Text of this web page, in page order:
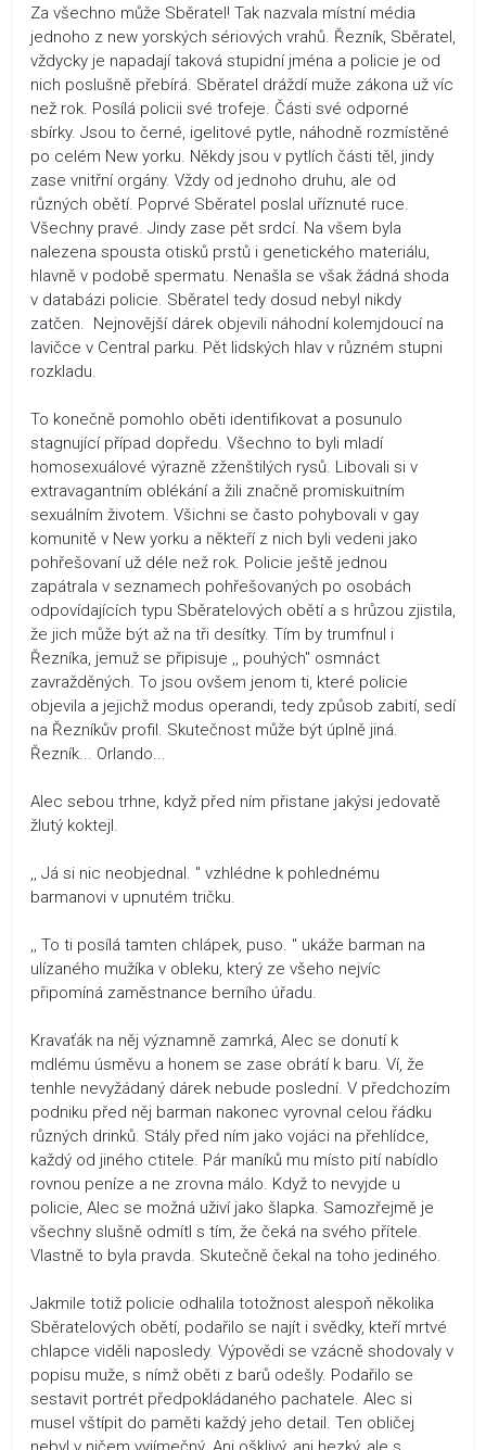
Za všechno může Sběratel! Tak nazvala místní média
jednoho z new yorských sériových vrahů. Řezník, Sběratel,
vždycky je napadají taková stupidní jména a policie je od
nich poslušně přebírá. Sběratel dráždí muže zákona už víc
než rok. Posílá policii své trofeje. Části své odporné
sbírky. Jsou to černé, igelitové pytle, náhodně rozmístěné
po celém New yorku. Někdy jsou v pytlích části těl, jindy
zase vnitřní orgány. Vždy od jednoho druhu, ale od
různých obětí. Poprvé Sběratel poslal uříznuté ruce.
Všechny pravé. Jindy zase pět srdcí. Na všem byla
nalezena spousta otisků prstů i genetického materiálu,
hlavně v podobě spermatu. Nenašla se však žádná shoda
v databázi policie. Sběratel tedy dosud nebyl nikdy
zatčen. Nejnovější dárek objevili náhodní kolemjdoucí na
lavičce v Central parku. Pět lidských hlav v různém stupni
rozkladu.
To konečně pomohlo oběti identifikovat a posunulo
stagnující případ dopředu. Všechno to byli mladí
homosexuálové výrazně zženštilých rysů. Libovali si v
extravagantním oblékání a žili značně promiskuitním
sexuálním životem. Všichni se často pohybovali v gay
komunitě v New yorku a někteří z nich byli vedeni jako
pohřešovaní už déle než rok. Policie ještě jednou
zapátrala v seznamech pohřešovaných po osobách
odpovídajících typu Sběratelových obětí a s hrůzou zjistila,
že jich může být až na tři desítky. Tím by trumfnul i
Řezníka, jemuž se připisuje ,, pouhých" osmnáct
zavražděných. To jsou ovšem jenom ti, které policie
objevila a jejichž modus operandi, tedy způsob zabití, sedí
na Řezníkův profil. Skutečnost může být úplně jiná.
Řezník... Orlando...
Alec sebou trhne, když před ním přistane jakýsi jedovatě
žlutý koktejl.
,, Já si nic neobjednal. " vzhlédne k pohlednému
barmanovi v upnutém tričku.
,, To ti posílá tamten chlápek, puso. " ukáže barman na
ulízaného mužíka v obleku, který ze všeho nejvíc
připomíná zaměstnance berního úřadu.
Kravaťák na něj významně zamrká, Alec se donutí k
mdlému úsměvu a honem se zase obrátí k baru. Ví, že
tenhle nevyžádaný dárek nebude poslední. V předchozím
podniku před něj barman nakonec vyrovnal celou řádku
různých drinků. Stály před ním jako vojáci na přehlídce,
každý od jiného ctitele. Pár maníků mu místo pití nabídlo
rovnou peníze a ne zrovna málo. Když to nevyjde u
policie, Alec se možná uživí jako šlapka. Samozřejmě je
všechny slušně odmítl s tím, že čeká na svého přítele.
Vlastně to byla pravda. Skutečně čekal na toho jediného.
Jakmile totiž policie odhalila totožnost alespoň několika
Sběratelových obětí, podařilo se najít i svědky, kteří mrtvé
chlapce viděli naposledy. Výpovědi se vzácně shodovaly v
popisu muže, s nímž oběti z barů odešly. Podařilo se
sestavit portrét předpokládaného pachatele. Alec si
musel vštípit do paměti každý jeho detail. Ten obličej